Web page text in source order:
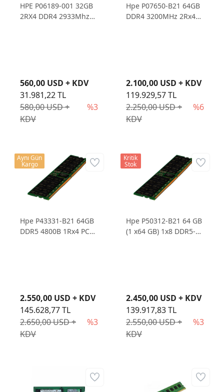
HPE P06189-001 32GB
2RX4 DDR4 2933Mhz
580,00 USD +
KDV
%3
560,00 USD + KDV
31.981,22 TL
Hpe P07650-B21 64GB
DDR4 3200MHz 2Rx4
2.250,00 USD +
KDV
%6
2.100,00 USD + KDV
119.929,57 TL
Hpe P43331-B21 64GB
DDR5 4800B 1Rx4 PC5
2.650,00 USD +
KDV
%3
2.550,00 USD + KDV
145.628,77 TL
Aynı Gün
Kargo
Hpe P50312-B21 64 GB
(1 x64 GB) 1x8 DDR5-
2.550,00 USD +
KDV
%3
2.450,00 USD + KDV
139.917,83 TL
Kritik
Stok